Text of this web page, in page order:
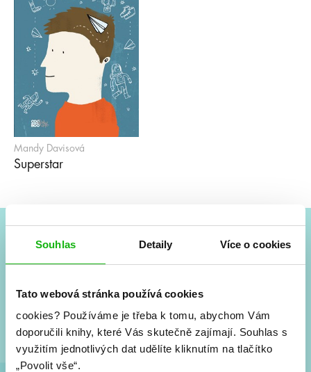
Souhlas Detaily Více o cookies
Tato webová stránka používá cookies
cookies? Používáme je třeba k tomu, abychom Vám
doporučili knihy, které Vás skutečně zajímají. Souhlas s
využitím jednotlivých dat udělíte kliknutím na tlačítko
„Povolit vše“.
Mandy Davisová
Superstar
#HumbookNews
Nové knihy, co se chystá, kvízy, soutěže, autoři, filmové